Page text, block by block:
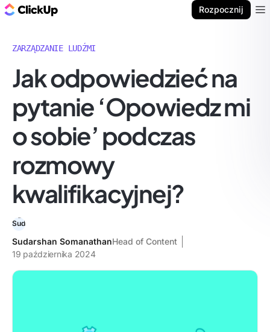
Rozpocznij
ZARZĄDZANIE LUDŹMI
Jak odpowiedzieć na
pytanie ‘Opowiedz mi
o sobie’ podczas
rozmowy
kwalifikacyjnej?
Sudarshan SomanathanHead of Content
19 października 2024